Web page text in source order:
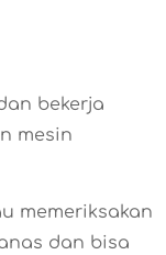
bekerja
mesin
memeriksakan
dan bisa